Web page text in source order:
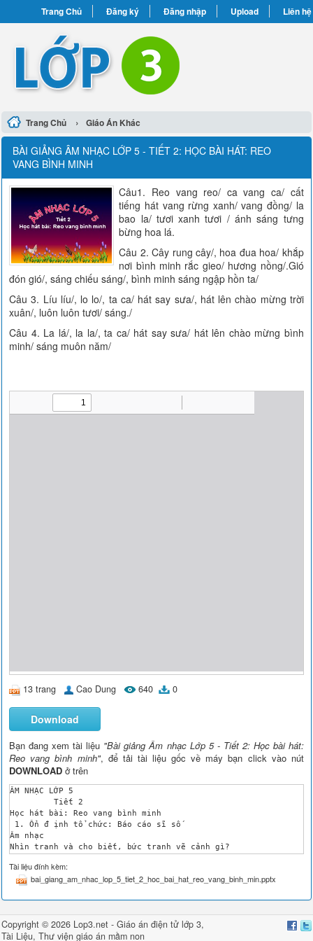
Trang Chủ Đăng ký Đăng nhập Upload Liên hệ
Trang Chủ › Giáo Án Khác
BÀI GIẢNG ÂM NHẠC LỚP 5 - TIẾT 2: HỌC BÀI HÁT: REO
VANG BÌNH MINH
Câu1. Reo vang reo/ ca vang ca/ cất
tiếng hát vang rừng xanh/ vang đồng/ la
bao la/ tươi xanh tươi / ánh sáng tưng
bừng hoa lá.
Câu 2. Cây rung cây/, hoa đua hoa/ khắp
nơi bình minh rắc gieo/ hương nồng/.Gió
đón gió/, sáng chiếu sáng/, bình minh sáng ngập hồn ta/
Câu 3. Líu líu/, lo lo/, ta ca/ hát say sưa/, hát lên chào mừng trời
xuân/, luôn luôn tươi/ sáng./
Câu 4. La lá/, la la/, ta ca/ hát say sưa/ hát lên chào mừng bình
minh/ sáng muôn năm/
13 trang Cao Dung 640 0
Download
Bạn đang xem tài liệu "Bài giảng Âm nhạc Lớp 5 - Tiết 2: Học bài hát:
Reo vang bình minh", để tải tài liệu gốc về máy bạn click vào nút
DOWNLOAD ở trên
ÂM NHẠC LỚP 5
Học hát bài: Reo vang bình minh
1. Ổn đ ịnh tổ chức: Báo cáo sĩ số
Âm nhạc
Nhìn tranh và cho biết, bức tranh vẽ cảnh gì?
Âm nhạc
Nhạc và lời: Lưu Hữu Phước
Âm nhạc
Nhạc sĩ Lưu Hữu Phước (1921-1989) quê ở huyện Ô Môn
Âm nhạc
Tiết 2: Học bài hát-Reo vang bình minh
Nhạc và lời: Lưu Hữu Phước
Tài liệu đính kèm:
bai_giang_am_nhac_lop_5_tiet_2_hoc_bai_hat_reo_vang_binh_min.pptx
Copyright © 2026 Lop3.net -Giáo án điện tử lớp 3,
Tài Liệu,Thư viện giáo án mầm non